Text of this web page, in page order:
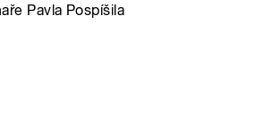
Pavla Pospíšila